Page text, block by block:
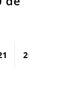
2022